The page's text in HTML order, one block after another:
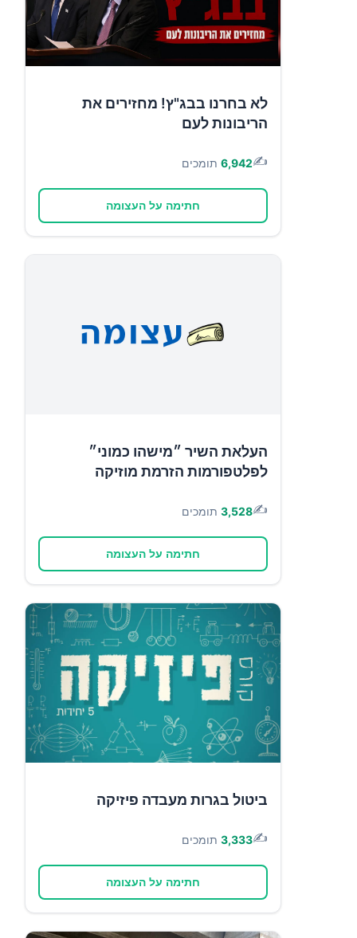
לא בחרנו בבג"ץ! מחזירים את
הריבונות לעם
✍️
6,942 תומכים
חתימה על העצומה
העלאת השיר ״מישהו כמוני״
לפלטפורמות הזרמת מוזיקה
✍️
3,528 תומכים
חתימה על העצומה
ביטול בגרות מעבדה פיזיקה
✍️
3,333 תומכים
חתימה על העצומה